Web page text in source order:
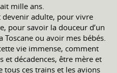
mille ans.
adulte, pour vivre
pour savoir la douceur d’un
ou avoir mes bébés.
vie immense, comment
et décadences, être mère et
ces trains et les avions